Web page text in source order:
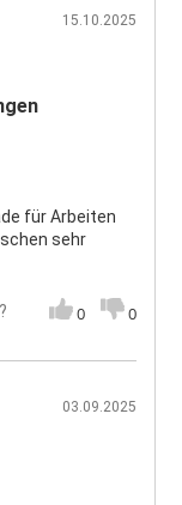
15.10.2025
für Arbeiten
sehr
0 0
03.09.2025